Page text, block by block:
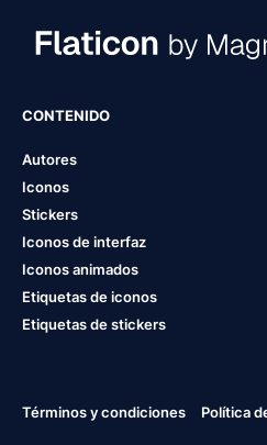
CONTENIDO
Autores
Iconos
Stickers
Iconos de interfaz
Iconos animados
Etiquetas de iconos
Etiquetas de stickers
Términos y condiciones Política